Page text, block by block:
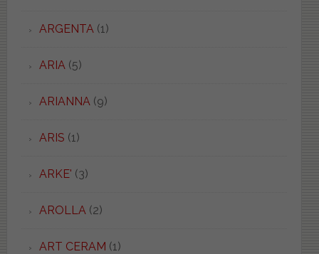
ARGENTA (1)
ARIA (5)
ARIANNA (9)
ARIS (1)
ARKE' (3)
AROLLA (2)
ART CERAM (1)